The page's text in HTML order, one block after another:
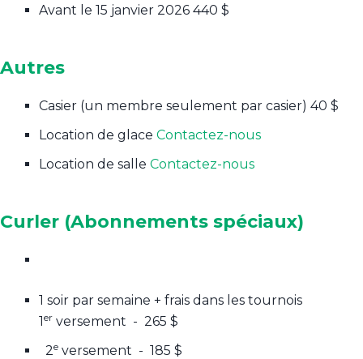
Avant le 15 janvier 2026 440 $
Autres
Casier (un membre seulement par casier) 40 $
Location de glace Contactez-nous
Location de salle Contactez-nous
Curler (Abonnements spéciaux)
1 soir par semaine + frais dans les tournois
1er versement - 265 $
2e versement - 185 $